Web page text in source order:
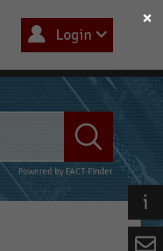
Login
Powered by FACT-Finder